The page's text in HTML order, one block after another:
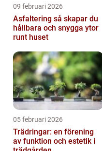
09 februari 2026
Asfaltering så skapar du
hållbara och snygga ytor
runt huset
05 februari 2026
Trädringar: en förening
av funktion och estetik i